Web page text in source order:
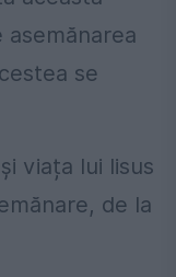
se
viața lui Iisus
de la